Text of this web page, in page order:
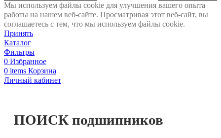
Мы используем файлы cookie для улучшения вашего опыта
работы на нашем веб-сайте. Просматривая этот веб-сайт, вы
соглашаетесь с тем, что мы используем файлы cookie.
Принять
Каталог
Фильтры
0 Избранное
0 items Корзина
Личный кабинет
ПОИСК подшипников